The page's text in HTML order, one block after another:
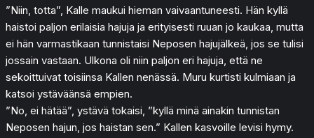
”Niin, totta”, Kalle maukui hieman vaivaantuneesti. Hän kyllä
haistoi paljon erilaisia hajuja ja erityisesti ruuan jo kaukaa, mutta
ei hän varmastikaan tunnistaisi Neposen hajujälkeä, jos se tulisi
jossain vastaan. Ulkona oli niin paljon eri hajuja, että ne
sekoittuivat toisiinsa Kallen nenässä. Muru kurtisti kulmiaan ja
katsoi ystäväänsä empien.
”No, ei hätää”, ystävä tokaisi, ”kyllä minä ainakin tunnistan
Neposen hajun, jos haistan sen.” Kallen kasvoille levisi hymy.